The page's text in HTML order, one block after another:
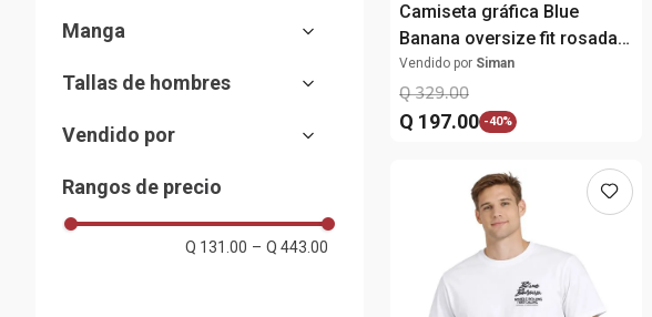
Manga
Corta
Tallas de hombres
L
XL (13)
Vendido por
Almacenes Siman
Rangos de precio
Q 131.00 – Q 443.00
Camiseta gráfica Blue
Banana oversize fit rosada
para hombre
Vendido por Siman
Q 329.00
Q 197.00 -40%